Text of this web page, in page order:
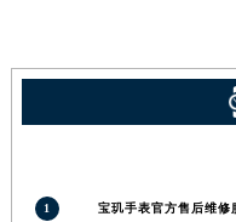
山西省晋城市城区
山西省晋中市榆次
1 宝玑手表官方售后维修